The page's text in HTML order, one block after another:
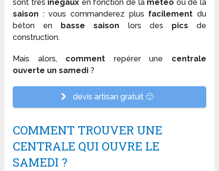
sont très inégaux en fonction de la météo ou de la
saison : vous commanderez plus facilement du
béton en
basse saison lors des pics de
construction.
Mais alors, comment repérer une centrale
ouverte un samedi ?
devis artisan gratuit 🙂
COMMENT TROUVER UNE
CENTRALE QUI OUVRE LE
SAMEDI ?